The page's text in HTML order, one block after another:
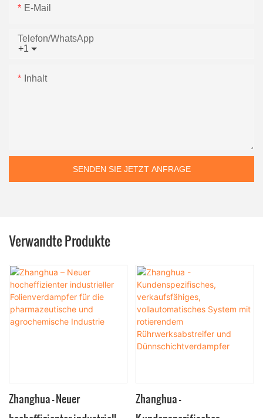
E-Mail
+1
Telefon/WhatsApp
Inhalt
SENDEN SIE JETZT ANFRAGE
Verwandte Produkte
Zhanghua – Neuer
Zhanghua -